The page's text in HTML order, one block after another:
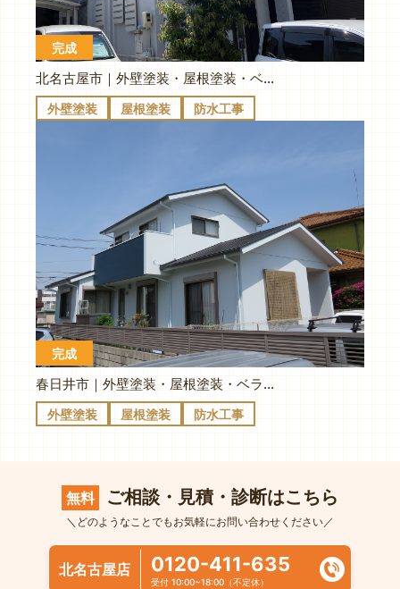
完成
北名古屋市｜外壁塗装・屋根塗装・ベランダ防水｜S様邸
外壁塗装 屋根塗装 防水工事
完成
春日井市｜外壁塗装・屋根塗装・ベランダ防水｜H様邸
外壁塗装 屋根塗装 防水工事
無料 ご相談・見積・診断はこちら
＼どのようなことでもお気軽にお問い合わせください／
北名古屋店 0120-411-635
受付 10:00~18:00（不定休）